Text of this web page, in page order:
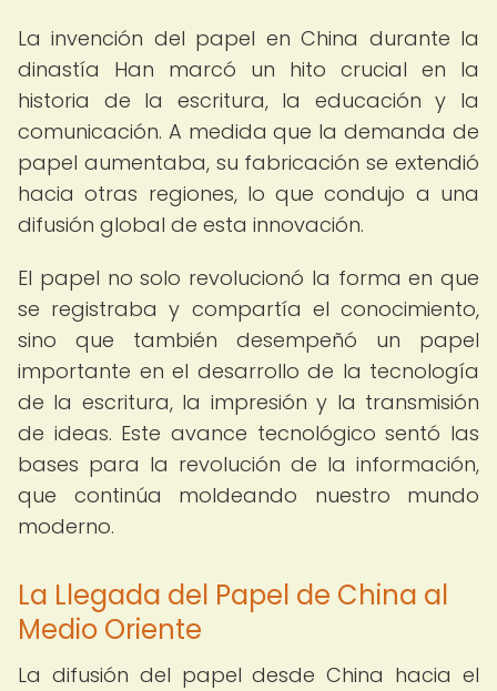
La invención del papel en China durante la
dinastía Han marcó un hito crucial en la
historia de la escritura, la educación y la
comunicación. A medida que la demanda de
papel aumentaba, su fabricación se extendió
hacia otras regiones, lo que condujo a una
difusión global de esta innovación.
El papel no solo revolucionó la forma en que
se registraba y compartía el conocimiento,
sino que también desempeñó un papel
importante en el desarrollo de la tecnología
de la escritura, la impresión y la transmisión
de ideas. Este avance tecnológico sentó las
bases para la revolución de la información,
que continúa moldeando nuestro mundo
moderno.
La Llegada del Papel de China al
Medio Oriente
La difusión del papel desde China hacia el